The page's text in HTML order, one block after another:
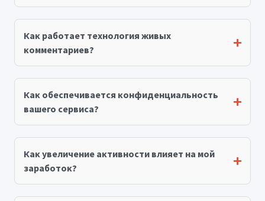
Как работает технология живых
комментариев?
Как обеспечивается конфиденциальность
вашего сервиса?
Как увеличение активности влияет на мой
заработок?